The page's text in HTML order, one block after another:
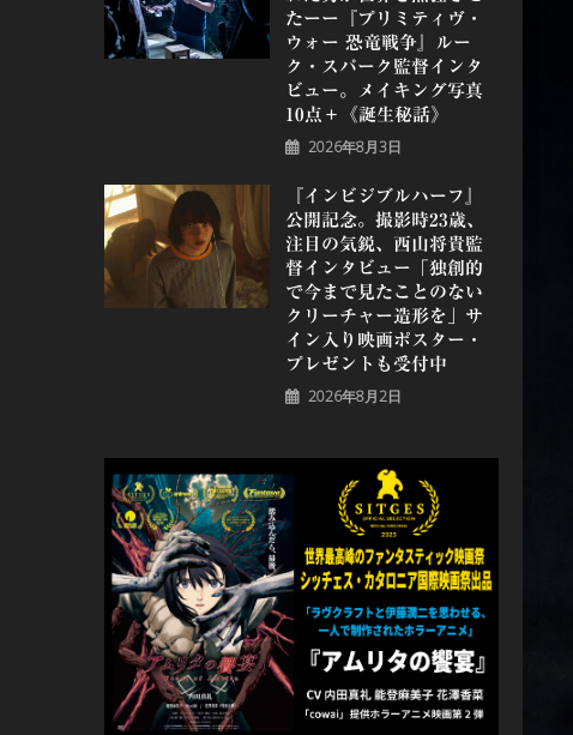
たーー『プリミティヴ・
ウォー 恐⻯戦争』ルー
ク・スパーク監督インタ
ビュー。メイキング写真
10点＋《誕⽣秘話》
2026年8月3日
『インビジブルハーフ』
公開記念。撮影時23歳、
注目の気鋭、⻄⼭将貴監
督インタビュー「独創的
で今まで見たことのない
クリーチャー造形を」サ
イン入り映画ポスター・
プレゼントも受付中
2026年8月2日